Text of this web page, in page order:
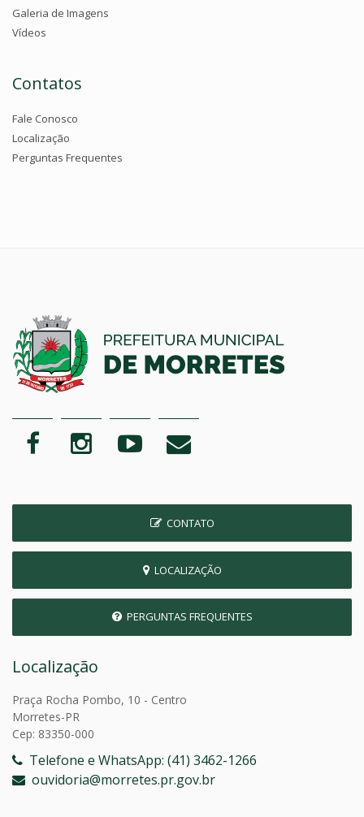
Galeria de Imagens
Vídeos
Contatos
Fale Conosco
Localização
Perguntas Frequentes
CONTATO
LOCALIZAÇÃO
PERGUNTAS FREQUENTES
Localização
Praça Rocha Pombo, 10 - Centro
Morretes-PR
Cep: 83350-000
Telefone e WhatsApp: (41) 3462-1266
ouvidoria@morretes.pr.gov.br